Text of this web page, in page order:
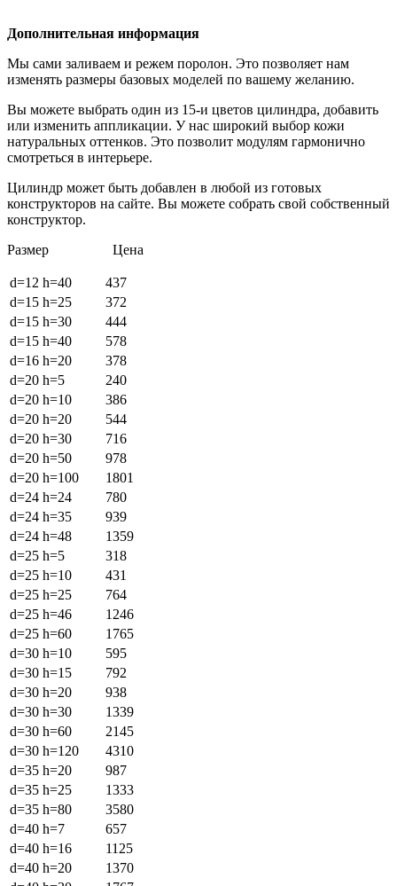
Дополнительная информация
Мы сами заливаем и режем поролон. Это позволяет нам
изменять размеры базовых моделей по вашему желанию.
Вы можете выбрать один из 15-и цветов цилиндра, добавить
или изменить аппликации. У нас широкий выбор кожи
натуральных оттенков. Это позволит модулям гармонично
смотреться в интерьере.
Цилиндр может быть добавлен в любой из готовых
конструкторов на сайте. Вы можете собрать свой собственный
конструктор.
Размер Цена
d=12 h=40
437
d=15 h=25
372
d=15 h=30
444
d=15 h=40
578
d=16 h=20
378
d=20 h=5
240
d=20 h=10
386
d=20 h=20
544
d=20 h=30
716
d=20 h=50
978
d=20 h=100
1801
d=24 h=24
780
d=24 h=35
939
d=24 h=48
1359
d=25 h=5
318
d=25 h=10
431
d=25 h=25
764
d=25 h=46
1246
d=25 h=60
1765
d=30 h=10
595
d=30 h=15
792
d=30 h=20
938
d=30 h=30
1339
d=30 h=60
2145
d=30 h=120
4310
d=35 h=20
987
d=35 h=25
1333
d=35 h=80
3580
d=40 h=7
657
d=40 h=16
1125
d=40 h=20
1370